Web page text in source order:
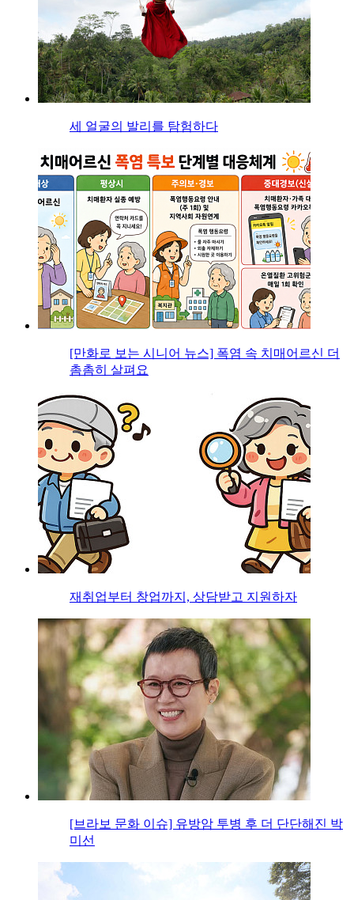
세 얼굴의 발리를 탐험하다
[만화로 보는 시니어 뉴스] 폭염 속 치매어르신 더
촘촘히 살펴요
재취업부터 창업까지, 상담받고 지원하자
[브라보 문화 이슈] 유방암 투병 후 더 단단해진 박
미선